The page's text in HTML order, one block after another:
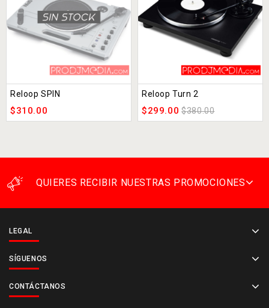
Reloop SPIN
$310.00
Reloop Turn 2
$380.00
$299.00
QUIERES RECIBIR NUESTRAS PROMOCIONES
LEGAL
SÍGUENOS
CONTÁCTANOS